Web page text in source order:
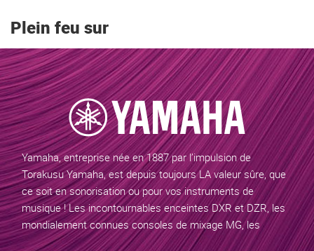
Plein feu sur
Yamaha, entreprise née en 1887 par l’impulsion de
Torakusu Yamaha, est depuis toujours LA valeur sûre, que
ce soit en sonorisation ou pour vos instruments de
musique ! Les incontournables enceintes DXR et DZR, les
mondialement connues consoles de mixage MG, les
excellentes sonorisations portables STAGEPAS, les claviers